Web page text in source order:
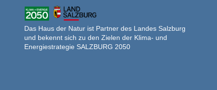
Das Haus der Natur ist Partner des Landes Salzburg
und bekennt sich zu den Zielen der Klima- und
Energiestrategie SALZBURG 2050